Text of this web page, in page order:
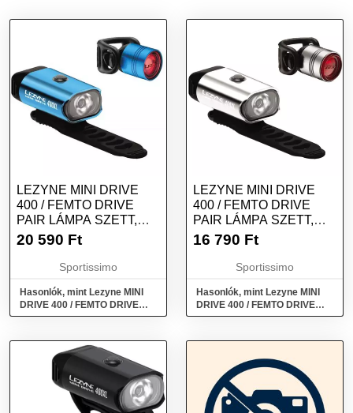
LEZYNE MINI DRIVE
400 / FEMTO DRIVE
PAIR LÁMPA SZETT,
KÉK, MÉRET
20 590 Ft
Sportissimo
Hasonlók, mint Lezyne MINI
DRIVE 400 / FEMTO DRIVE
PAIR Lámpa szett, kék, méret
LEZYNE MINI DRIVE
400 / FEMTO DRIVE
PAIR LÁMPA SZETT,
EZÜST, MÉRET
16 790 Ft
Sportissimo
Hasonlók, mint Lezyne MINI
DRIVE 400 / FEMTO DRIVE
PAIR Lámpa szett, ezüst,